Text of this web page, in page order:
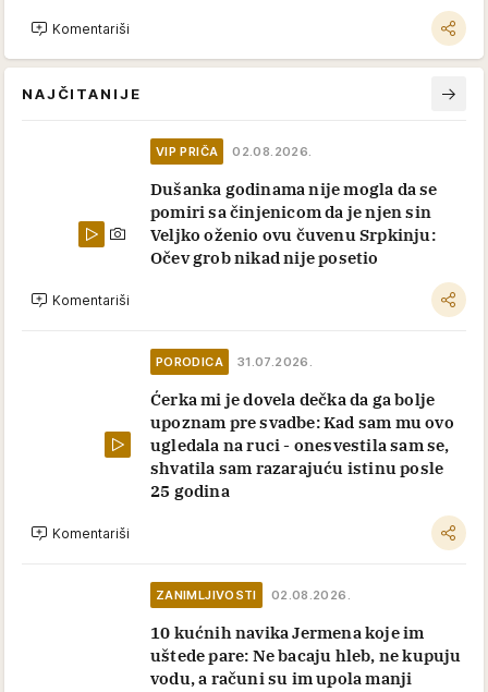
Komentariši
NAJČITANIJE
VIP PRIČA 02.08.2026.
Dušanka godinama nije mogla da se
pomiri sa činjenicom da je njen sin
Veljko oženio ovu čuvenu Srpkinju:
Očev grob nikad nije posetio
Komentariši
PORODICA 31.07.2026.
Ćerka mi je dovela dečka da ga bolje
upoznam pre svadbe: Kad sam mu ovo
ugledala na ruci - onesvestila sam se,
shvatila sam razarajuću istinu posle
25 godina
Komentariši
ZANIMLJIVOSTI 02.08.2026.
10 kućnih navika Jermena koje im
uštede pare: Ne bacaju hleb, ne kupuju
vodu, a računi su im upola manji